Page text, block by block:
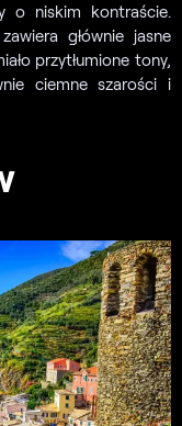
o niskim kontraście.
głównie jasne
przytłumione tony,
ciemne szarości i